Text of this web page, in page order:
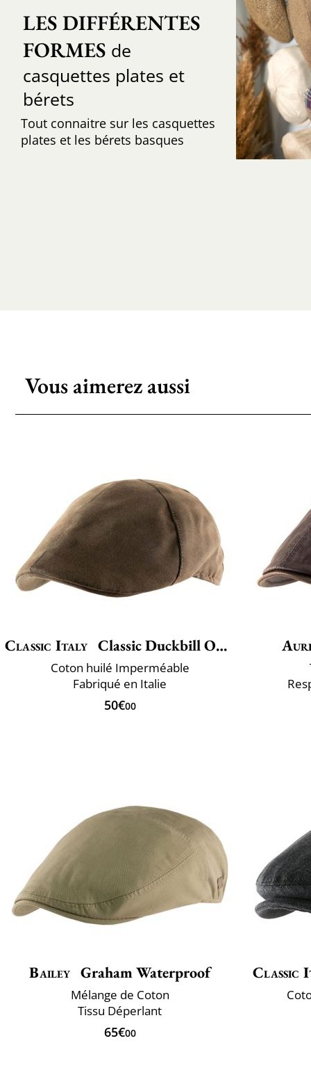
LES DIFFÉRENTES
FORMES de
casquettes plates et
bérets
Tout connaitre sur les casquettes
plates et les bérets basques
Vous aimerez aussi
Classic Italy Classic Duckbill Outdoor
Coton huilé Imperméable
Fabriqué en Italie
50€00
Bailey Graham Waterproof
Mélange de Coton
Tissu Déperlant
65€00
Classic